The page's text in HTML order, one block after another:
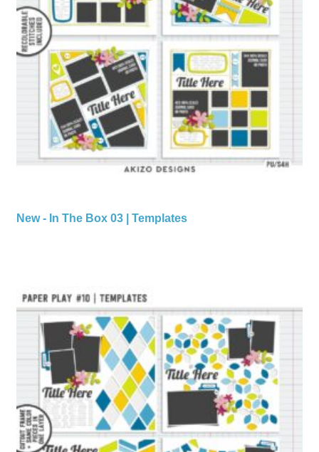
New - In The Box 03 | Templates